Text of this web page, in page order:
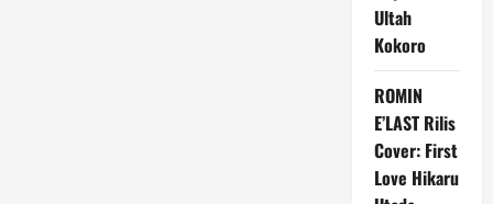
Ultah
Kokoro
ROMIN
E’LAST Rilis
Cover: First
Love Hikaru